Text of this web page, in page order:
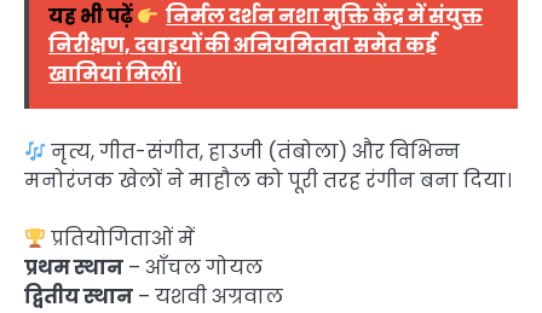
यह भी पढ़ें
निर्मल दर्शन नशा मुक्ति केंद्र में संयुक्त
निरीक्षण, दवाइयों की अनियमितता समेत कई
खामियां मिलीं।
नृत्य, गीत-संगीत, हाउजी (तंबोला) और विभिन्न
मनोरंजक खेलों ने माहौल को पूरी तरह रंगीन बना दिया।
प्रतियोगिताओं में
प्रथम स्थान – आँचल गोयल
द्वितीय स्थान – यशवी अग्रवाल